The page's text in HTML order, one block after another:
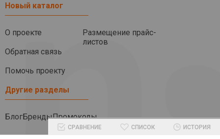
Новый каталог
О проекте
Обратная связь
Помочь проекту
Размещение прайс-
листов
Другие разделы
БлогБрендыПромокоды
СРАВНЕНИЕ СПИСОК ИСТОРИЯ